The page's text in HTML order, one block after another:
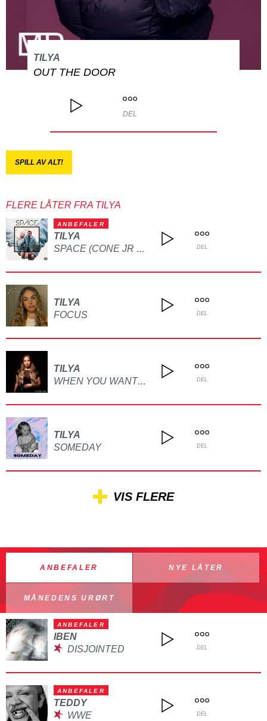
TILYA
OUT THE DOOR
DEL
SPILL AV ALT!
FLERE LÅTER FRA TILYA
ANBEFALER
TILYA
SPACE (CONE JR & MATHILDE ALDEN) DEL
TILYA
FOCUS
DEL
TILYA
WHEN YOU WANT ME DEL
TILYA
SOMEDAY
DEL
VIS FLERE
ANBEFALER NYE LÅTER
MÅNEDENS URØRT
ANBEFALER
IBEN
DISJOINTED
DEL
ANBEFALER
TEDDY
WWE
DEL